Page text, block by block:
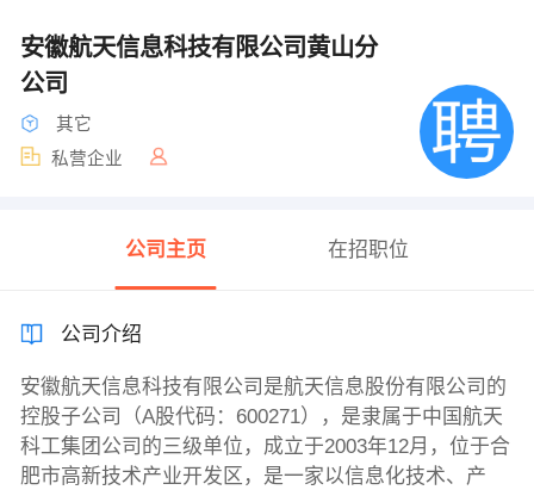
安徽航天信息科技有限公司黄山分
公司
其它
私营企业
公司主页 在招职位
公司介绍
安徽航天信息科技有限公司是航天信息股份有限公司的
控股子公司（A股代码：600271），是隶属于中国航天
科工集团公司的三级单位，成立于2003年12月，位于合
肥市高新技术产业开发区，是一家以信息化技术、产